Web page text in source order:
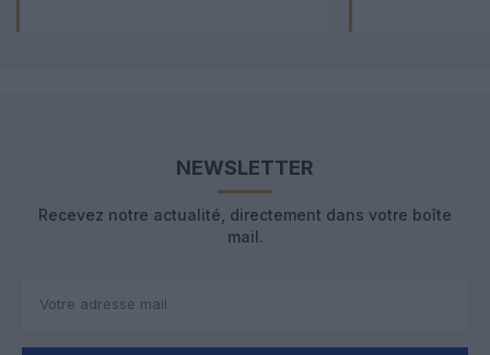
NEWSLETTER
Recevez notre actualité, directement dans votre boîte
mail.